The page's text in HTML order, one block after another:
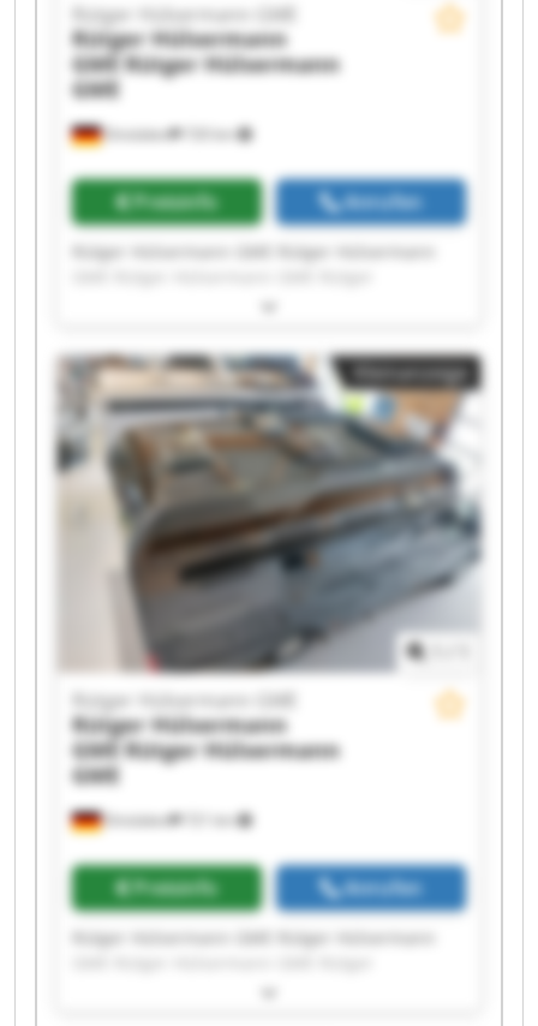
Dinslaken 720 km
Rütger Hülsermann GME
Rütger Hülsermann
GME Rütger Hülsermann
GME
Preisinfo Anrufen
Rütger Hülsermann GME Rütger Hülsermann
Hülsermann GME Rütger Hülsermann GME
GME Rütger Hülsermann GME Rütger
Hülsermann GME Rütger Hülsermann GME
Rütger Hülsermann GME Rütger Hülsermann
GME Rütger Hülsermann GME Rütger
Hülsermann GME Rütger Hülsermann GME
Rütger Hülsermann GME Rütger Hülsermann
GME Rütger Hülsermann GME Rütger
Hülsermann GME Rütger Hülsermann GME
Kleinanzeige
Dinslaken 721 km
Rütger Hülsermann GME
Rütger Hülsermann
GME Rütger Hülsermann
GME
Preisinfo Anrufen
Rütger Hülsermann GME Rütger Hülsermann
Hülsermann GME Rütger Hülsermann GME